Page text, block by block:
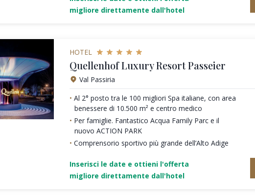
migliore direttamente dall'hotel
HOTEL
Quellenhof Luxury Resort Passeier
Val Passiria
Al 2° posto tra le 100 migliori Spa italiane, con area
benessere di 10.500 m² e centro medico
Per famiglie. Fantastico Acqua Family Parc e il
nuovo ACTION PARK
Comprensorio sportivo più grande dell’Alto Adige
Inserisci le date e ottieni l'offerta
migliore direttamente dall'hotel